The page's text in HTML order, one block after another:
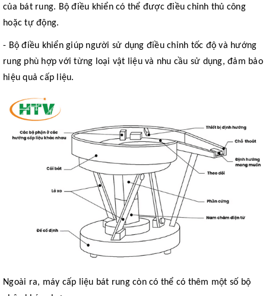
của bát rung. Bộ điều khiển có thể được điều chỉnh thủ công
hoặc tự động.
- Bộ điều khiển giúp người sử dụng điều chỉnh tốc độ và hướng
rung phù hợp với từng loại vật liệu và nhu cầu sử dụng, đảm bảo
hiệu quả cấp liệu.
Ngoài ra, máy cấp liệu bát rung còn có thể có thêm một số bộ